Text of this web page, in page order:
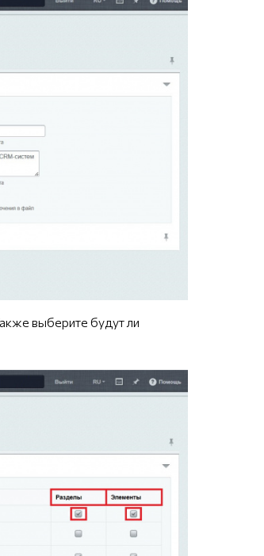
выберите будут ли